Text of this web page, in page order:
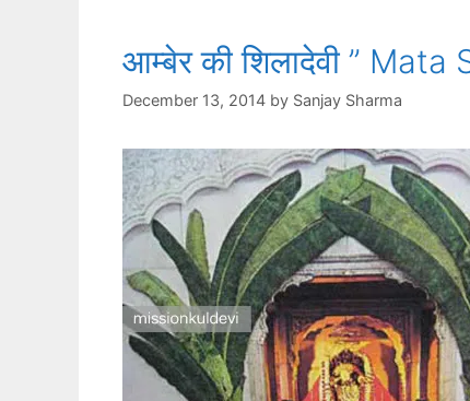
आम्बेर की शिलादेवी ”
December 13, 2014 by Sanjay Sharma